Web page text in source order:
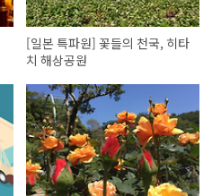
[일본 특파원] 꽃들의 천국, 히타
치 해상공원